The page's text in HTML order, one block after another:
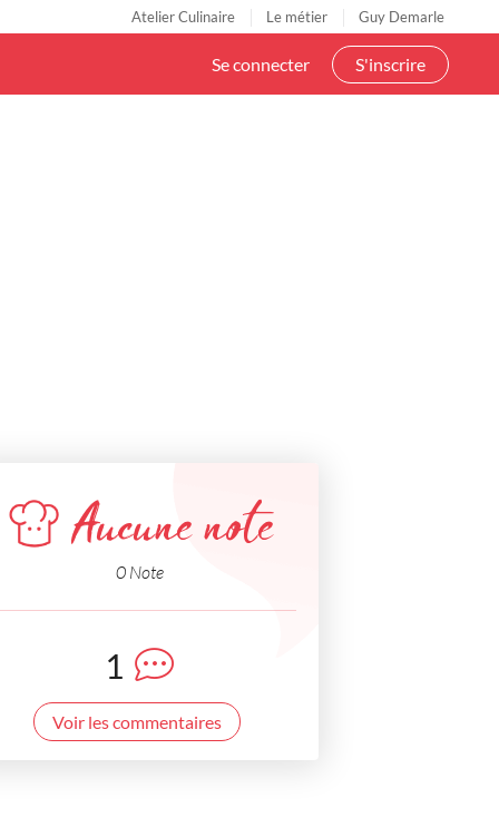
Atelier Culinaire Le métier Guy Demarle
Se connecter S'inscrire
Aucune note
0 Note
1
Voir les commentaires